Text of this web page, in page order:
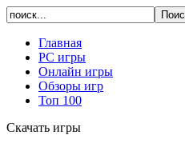
Главная
PC игры
Онлайн игры
Обзоры игр
Топ 100
Скачать игры